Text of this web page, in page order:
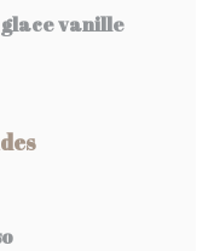
vanille